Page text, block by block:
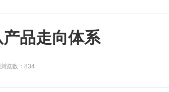
品走向体系
浏览数：834